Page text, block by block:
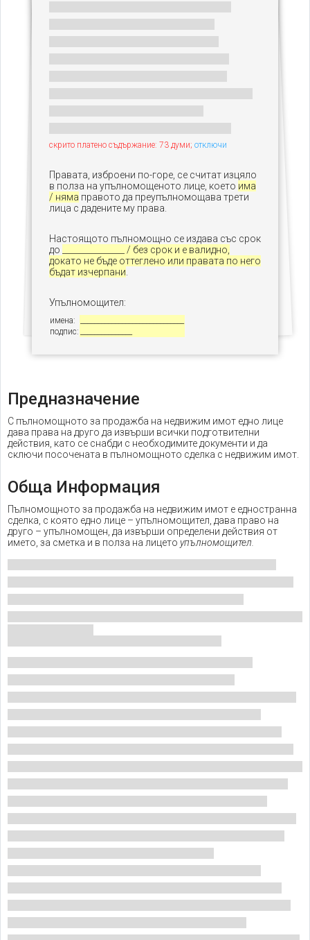
скрито платено съдържание: 73 думи; отключи
Правата, изброени по-горе, се считат изцяло
в полза на упълномощеното лице, което има
/ няма правото да преупълномощава трети
лица с дадените му права.
Настоящото пълномощно се издава със срок
до
_______________ / без срок и е валидно,
докато не бъде оттеглено или правата по него
бъдат изчерпани
Упълномощител:
имена:
подпис:
Предназначение
С пълномощното за продажба на недвижим имот едно лице
дава права на друго да извърши всички подготвителни
действия, като се снабди с необходимите документи и да
сключи посочената в пълномощното сделка с недвижим имот.
Обща Информация
Пълномощното за продажба на недвижим имот е едностранна
сделка, с която едно лице – упълномощител, дава право на
друго – упълномощен, да извърши определени действия от
името, за сметка и в полза на лицето упълномощител.